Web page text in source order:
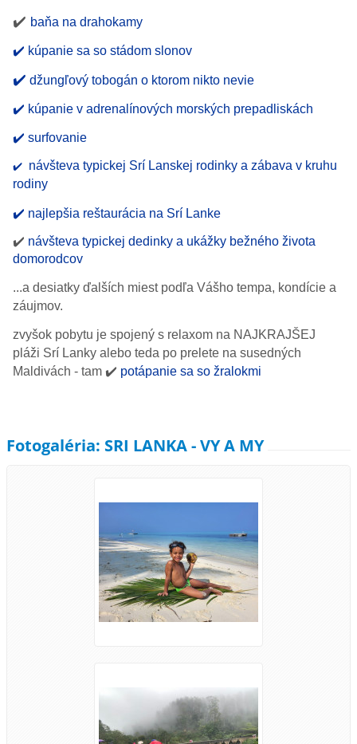
✔️ baňa na drahokamy
✔️ kúpanie sa so stádom slonov
✔️ džungľový tobogán o ktorom nikto nevie
✔️ kúpanie v adrenalínových morských prepadliskách
✔️ surfovanie
✔️ návšteva typickej Srí Lanskej rodinky a zábava v kruhu
rodiny
✔️ najlepšia reštaurácia na Srí Lanke
✔️ návšteva typickej dedinky a ukážky bežného života
domorodcov
...a desiatky ďalších miest podľa Vášho tempa, kondície a
záujmov.
zvyšok pobytu je spojený s relaxom na NAJKRAJŠEJ
pláži Srí Lanky alebo teda po prelete na susedných
Maldivách - tam ✔️ potápanie sa so žralokmi
Fotogaléria: SRI LANKA - VY A MY